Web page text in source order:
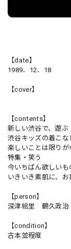
【date】
1989．12．18
【cover】
【contents】
新しい渋谷で、遊ぶ
渋谷キッズの着こな
楽しいことは限り
特集・笑う
今いちばん欲しい
いきいき素肌に、お
【person】
深津絵里 鶴久政
【condition】
古本並程度